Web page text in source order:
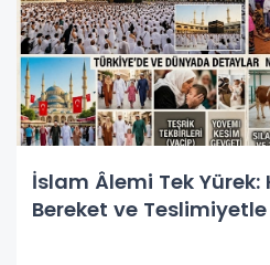
İslam Âlemi Tek Yürek:
Bereket ve Teslimiyetle